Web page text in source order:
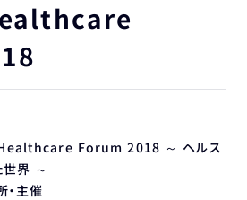
Forum 2018 ～ ヘルス
界 ～
・主催